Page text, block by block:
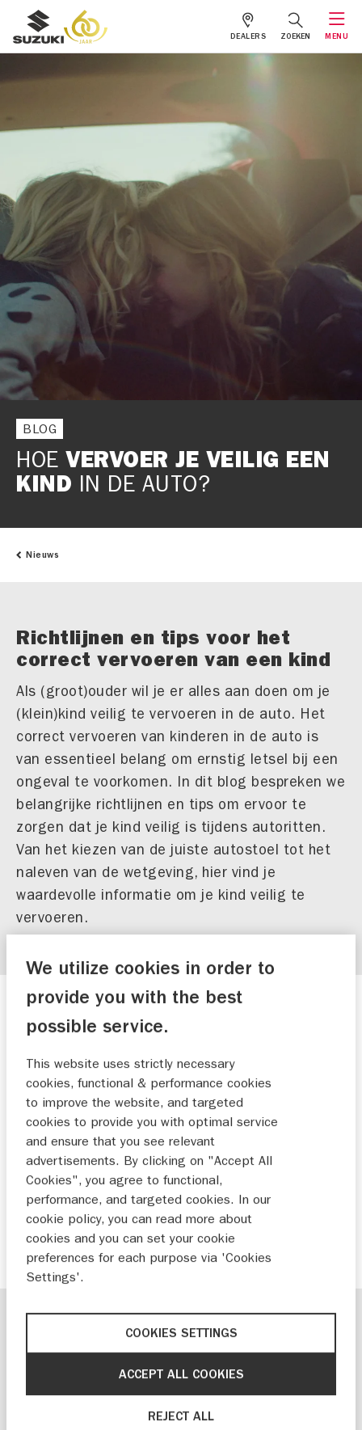
DEALERS ZOEKEN MENU
BLOG
HOE VERVOER JE VEILIG EEN
KIND IN DE AUTO?
Nieuws
Richtlijnen en tips voor het
correct vervoeren van een kind
Als (groot)ouder wil je er alles aan doen om je
(klein)kind veilig te vervoeren in de auto. Het
correct vervoeren van kinderen in de auto is
van essentieel belang om ernstig letsel bij een
ongeval te voorkomen. In dit blog bespreken we
belangrijke richtlijnen en tips om ervoor te
zorgen dat je kind veilig is tijdens autoritten.
Van het kiezen van de juiste autostoel tot het
naleven van de wetgeving, hier vind je
waardevolle informatie om je kind veilig te
vervoeren.
Het belang van een geschikt
kinderzitje
Een geschikt kinderzitje is essentieel voor de
veiligheid van je kind in de auto. Het kiezen van
het juiste type zitje hangt af van de leeftijd,
lengte en gewicht van je kind. Er zijn
verschillende categorieën kinderzitjes,
waaronder baby-autostoeltjes,
peuterautostoeltjes en verhogers. Zorg ervoor
dat je kind altijd in een zitje zit dat geschikt is
voor zijn of haar leeftijd en gewicht.
Is een kinderzitje verplicht?
Een kinderzitje is verplicht. Kinderen tot 1,35
meter moeten in de auto altijd in een
goedgekeurd autokinderzitje zitten, zowel
We utilize cookies in order to
provide you with the best
possible service.
This website uses strictly necessary
cookies, functional & performance cookies
to improve the website, and targeted
cookies to provide you with optimal service
and ensure that you see relevant
advertisements. By clicking on "Accept All
Cookies", you agree to functional,
performance, and targeted cookies. In our
cookie policy, you can read more about
cookies and you can set your cookie
preferences for each purpose via 'Cookies
Settings'.
COOKIES SETTINGS
REJECT ALL
ACCEPT ALL COOKIES